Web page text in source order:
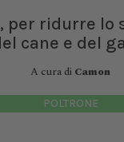
ridurre lo
cane e del
A cura di Camon
POLTRONE